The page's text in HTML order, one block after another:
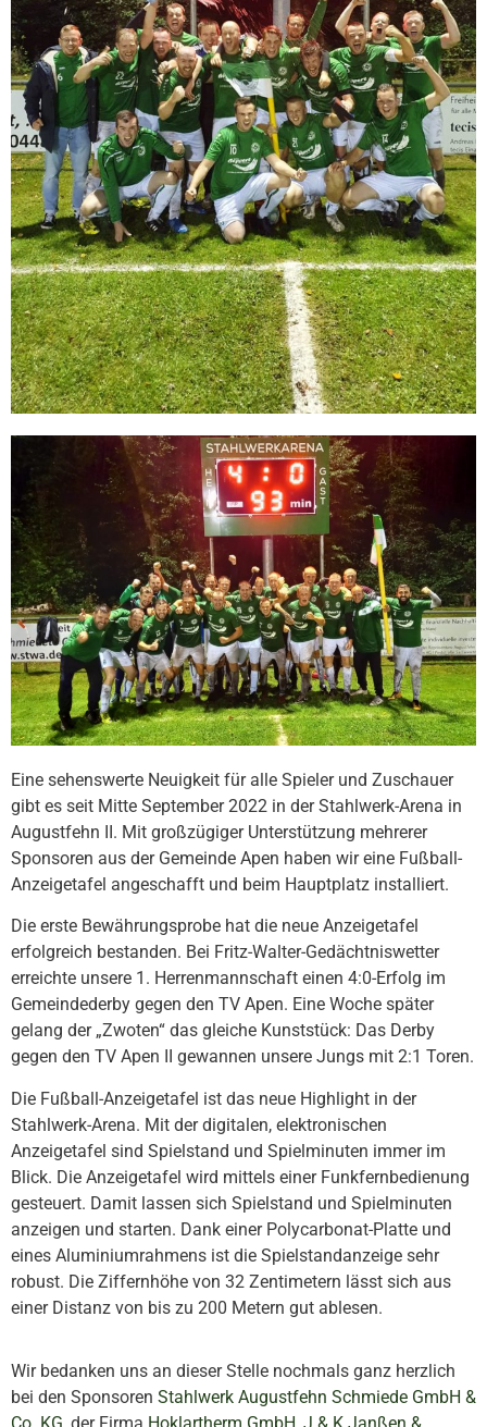
Eine sehenswerte Neuigkeit für alle Spieler und Zuschauer
gibt es seit Mitte September 2022 in der Stahlwerk-Arena in
Augustfehn II. Mit großzügiger Unterstützung mehrerer
Sponsoren aus der Gemeinde Apen haben wir eine Fußball-
Anzeigetafel angeschafft und beim Hauptplatz installiert.
Die erste Bewährungsprobe hat die neue Anzeigetafel
erfolgreich bestanden. Bei Fritz-Walter-Gedächtniswetter
erreichte unsere 1. Herrenmannschaft einen 4:0-Erfolg im
Gemeindederby gegen den TV Apen. Eine Woche später
gelang der „Zwoten“ das gleiche Kunststück: Das Derby
gegen den TV Apen II gewannen unsere Jungs mit 2:1 Toren.
Die Fußball-Anzeigetafel ist das neue Highlight in der
Stahlwerk-Arena. Mit der digitalen, elektronischen
Anzeigetafel sind Spielstand und Spielminuten immer im
Blick. Die Anzeigetafel wird mittels einer Funkfernbedienung
gesteuert. Damit lassen sich Spielstand und Spielminuten
anzeigen und starten. Dank einer Polycarbonat-Platte und
eines Aluminiumrahmens ist die Spielstandanzeige sehr
robust. Die Ziffernhöhe von 32 Zentimetern lässt sich aus
einer Distanz von bis zu 200 Metern gut ablesen.
Wir bedanken uns an dieser Stelle nochmals ganz herzlich
bei den Sponsoren Stahlwerk Augustfehn Schmiede GmbH &